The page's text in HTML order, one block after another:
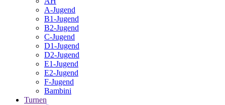
A-Jugend
B1-Jugend
B2-Jugend
C-Jugend
D1-Jugend
D2-Jugend
E1-Jugend
E2-Jugend
F-Jugend
Bambini
Turnen